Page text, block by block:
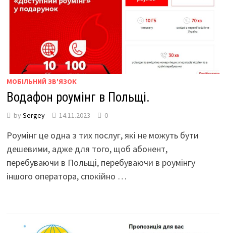
МОБІЛЬНИЙ ЗВ'ЯЗОК
Водафон роумінг в Польщі.
by Sergey 14.11.2023 0
Роумінг це одна з тих послуг, які не можуть бути
дешевими, адже для того, щоб абонент,
перебуваючи в Польщі, перебуваючи в роумінгу
іншого оператора, спокійно …